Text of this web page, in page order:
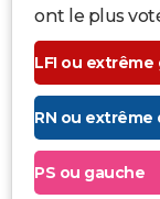
ont le plus voté
LFI ou extrême
RN ou extrême
PS ou gauche